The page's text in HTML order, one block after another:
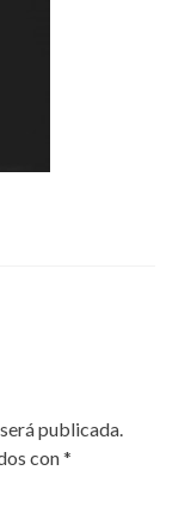
publicada.
con*